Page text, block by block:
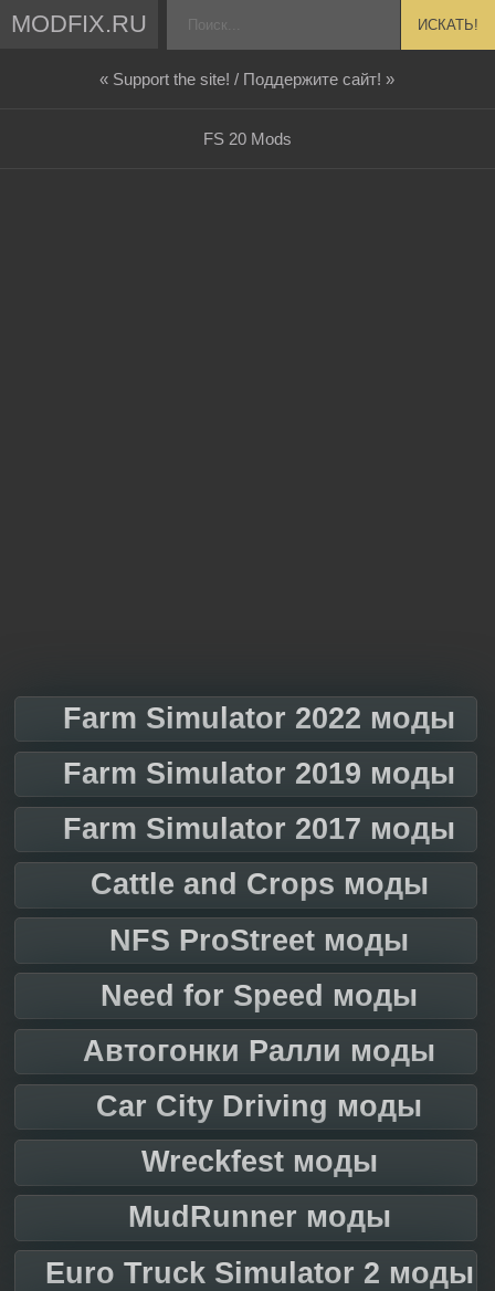
MODFIX.RU ИСКАТЬ!
« Support the site! / Поддержите сайт! »
FS 20 Mods
Farm Simulator 2022 моды
Farm Simulator 2019 моды
Farm Simulator 2017 моды
Cattle and Crops моды
NFS ProStreet моды
Need for Speed моды
Автогонки Ралли моды
Car City Driving моды
Wreckfest моды
MudRunner моды
Euro Truck Simulator 2 моды